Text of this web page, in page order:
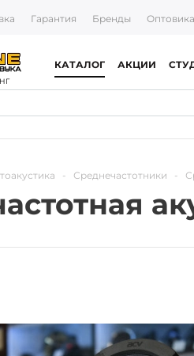
Гарантия Бренды
КАТАЛОГ АКЦИИ
- Среднечастотники -